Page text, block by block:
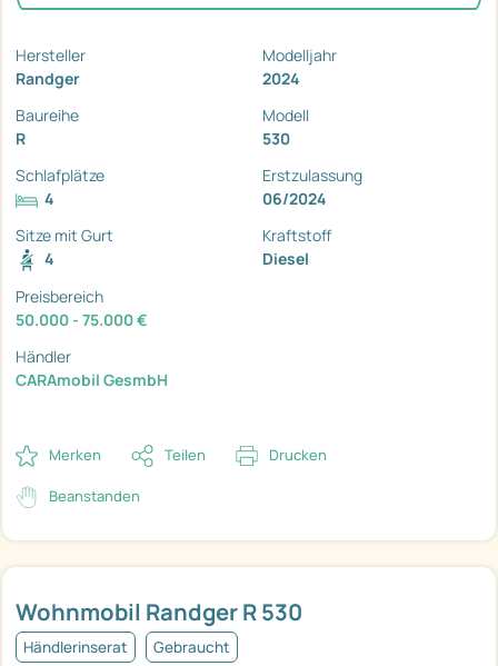
Wohnmobil Randger R 530
Händlerinserat Gebraucht
Hersteller
Randger
Modelljahr
2024
Baureihe
R
Modell
530
Schlafplätze
4
Erstzulassung
06/2024
Sitze mit Gurt
4
Kraftstoff
Diesel
Preisbereich
50.000 - 75.000 €
Händler
CARAmobil GesmbH
Merken Teilen Drucken
Beanstanden